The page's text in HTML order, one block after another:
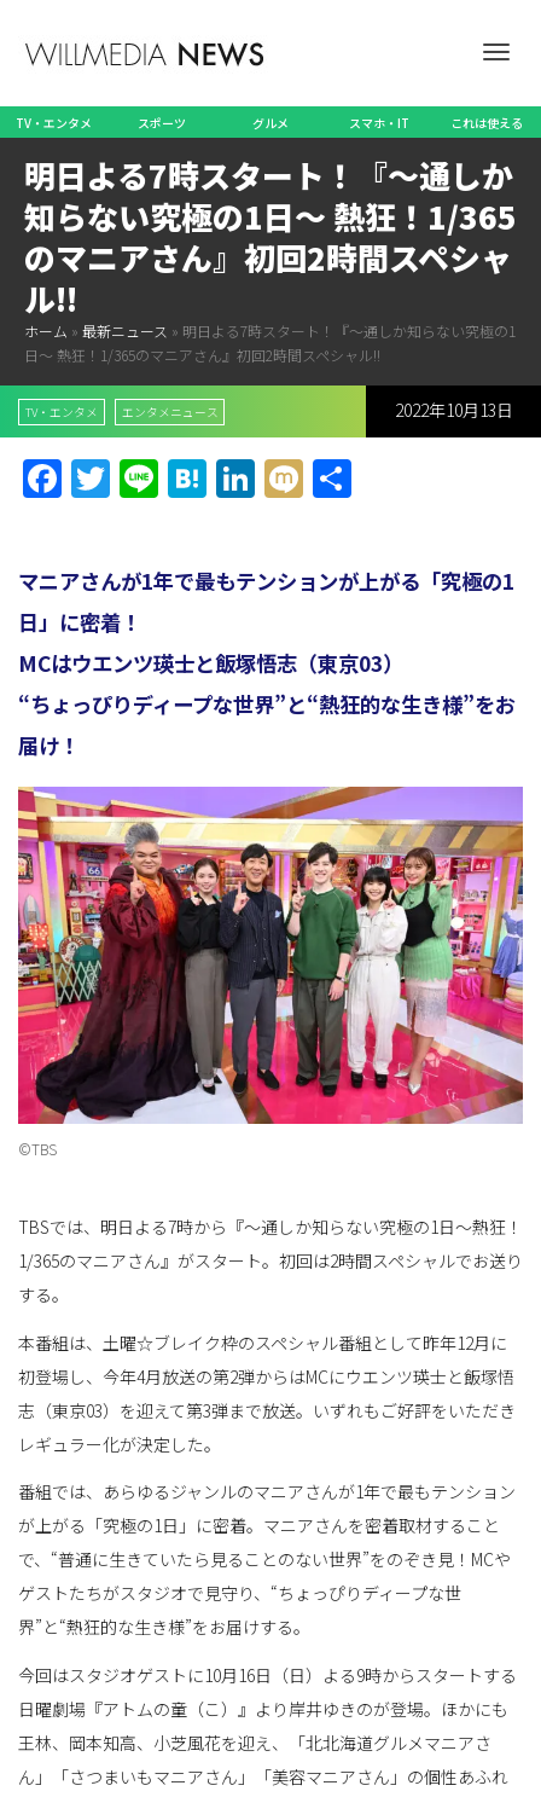
ビ
ー
を
切
え
TV・エンタメ スポーツ グルメ スマホ・IT これは使える
明日よる7時スタート！『～通しか
知らない究極の1日～ 熱狂！1/365
のマニアさん』初回2時間スペシャ
ル!!
ホーム » 最新ニュース » 明日よる7時スタート！『～通しか知らない究極の1
日～ 熱狂！1/365のマニアさん』初回2時間スペシャル!!
TV・エンタメ エンタメニュース 2022年10月13日
Facebook
Twitter
LineHatena
LinkedIn
Mixi
マニアさんが1年で最もテンションが上がる「究極の1
日」に密着！
MCはウエンツ瑛士と飯塚悟志（東京03）
“ちょっぴりディープな世界”と“熱狂的な生き様”をお
届け！
©TBS
TBSでは、明日よる7時から『～通しか知らない究極の1日～熱狂！
1/365のマニアさん』がスタート。初回は2時間スペシャルでお送り
する。
本番組は、土曜☆ブレイク枠のスペシャル番組として昨年12月に
初登場し、今年4月放送の第2弾からはMCにウエンツ瑛士と飯塚悟
志（東京03）を迎えて第3弾まで放送。いずれもご好評をいただき
レギュラー化が決定した。
番組では、あらゆるジャンルのマニアさんが1年で最もテンション
が上がる「究極の1日」に密着。マニアさんを密着取材すること
で、“普通に生きていたら見ることのない世界”をのぞき見！MCや
ゲストたちがスタジオで見守り、“ちょっぴりディープな世
界”と“熱狂的な生き様”をお届けする。
今回はスタジオゲストに10月16日（日）よる9時からスタートする
日曜劇場『アトムの童（こ）』より岸井ゆきのが登場。ほかにも
王林、岡本知高、小芝風花を迎え、「北北海道グルメマニアさ
ん」「さつまいもマニアさん」「美容マニアさん」の個性あふれ